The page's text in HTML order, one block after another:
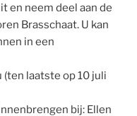
en neem deel aan de
Brasschaat. U kan
in een
laatste op 10 juli
bij: Ellen